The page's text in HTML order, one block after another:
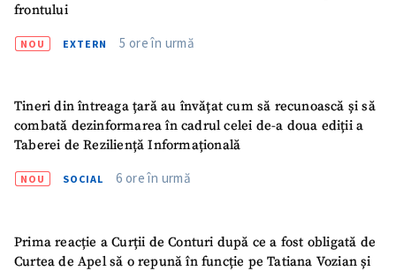
frontului
NOU EXTERN 5 ore în urmă
Tineri din întreaga țară au învățat cum să recunoască și să
combată dezinformarea în cadrul celei de-a doua ediții a
Taberei de Reziliență Informațională
NOU SOCIAL 6 ore în urmă
Prima reacție a Curții de Conturi după ce a fost obligată de
Curtea de Apel să o repună în funcție pe Tatiana Vozian și